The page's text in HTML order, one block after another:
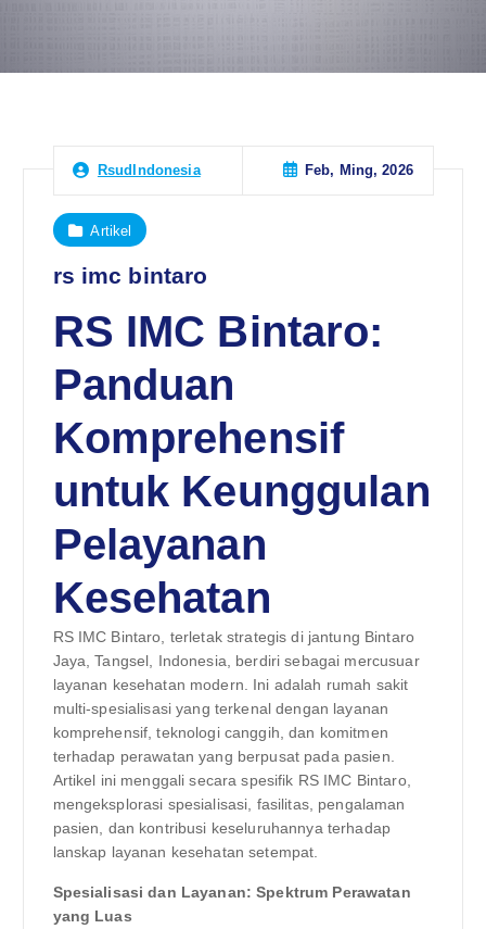
RsudIndonesia Feb, Ming, 2026
Artikel
rs imc bintaro
RS IMC Bintaro:
Panduan
Komprehensif
untuk Keunggulan
Pelayanan
Kesehatan
RS IMC Bintaro, terletak strategis di jantung Bintaro
Jaya, Tangsel, Indonesia, berdiri sebagai mercusuar
layanan kesehatan modern. Ini adalah rumah sakit
multi-spesialisasi yang terkenal dengan layanan
komprehensif, teknologi canggih, dan komitmen
terhadap perawatan yang berpusat pada pasien.
Artikel ini menggali secara spesifik RS IMC Bintaro,
mengeksplorasi spesialisasi, fasilitas, pengalaman
pasien, dan kontribusi keseluruhannya terhadap
lanskap layanan kesehatan setempat.
Spesialisasi dan Layanan: Spektrum Perawatan
yang Luas